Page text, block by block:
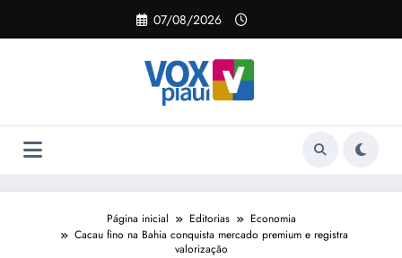
o
07/08/2026
Página inicial Editorias
Economia
Cacau fino na Bahia conquista mercado premium e registra
valorização